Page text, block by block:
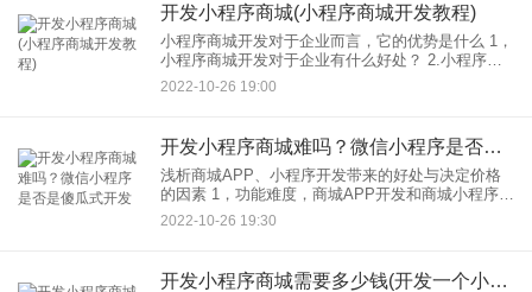
开发小程序商城(小程序商城开发教程)
小程序商城开发对于企业而言，它的优势是什么 1，
小程序商城开发对于企业有什么好处？ 2.小程序商
城开发减少开发成本企业。小程序商城开发就能开
2022-10-26 19:00
开发小程序商城难吗？微信小程序是否是傻瓜式开发
浅析商城APP、小程序开发带来的好处与决定价格
的因素 1，功能难度，商城APP开发和商城小程序开
发功能难度是主要影响因素价格。无论是模板
APP，小程序还是定制APP，小程序，功能，难度
2022-10-26 19:30
开发小程序商城需要多少钱(开发一个小程序商城要多少钱)